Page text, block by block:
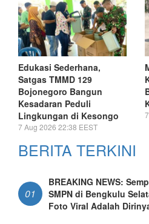
Edukasi Sederhana,
Satgas TMMD 129
Bojonegoro Bangun
Kesadaran Peduli
Lingkungan di Kesongo
7 Aug 2026 22:38 EEST
BERITA TERKINI
01
BREAKING NEWS:
SMPN di Bengkulu
Foto Viral Adalah